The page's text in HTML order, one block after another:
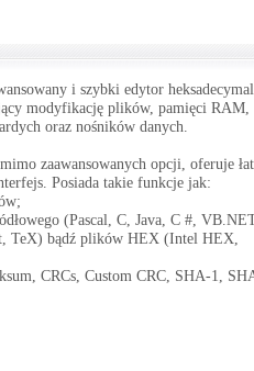
i szybki edytor
modyfikację plików, pamięci RAM,
oraz nośników danych.
zaawansowanych opcji, oferuje
Posiada takie funkcje jak:
(Pascal, C, Java, C #,
TeX) bądź plików HEX (Intel HEX,
CRCs, Custom CRC, SHA-1,